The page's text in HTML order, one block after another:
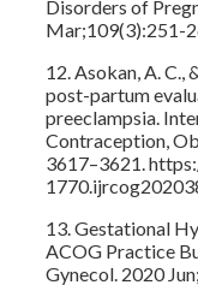
Disorders of
Mar;109(3):251-
12. Asokan, A. C.,
post-partum
preeclampsia.
Contraception,
3617–3621.
13. Gestational
ACOG Practice
Gynecol. 2020